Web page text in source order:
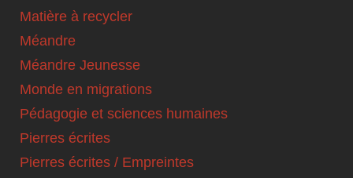
Matière à recycler
Méandre
Méandre Jeunesse
Monde en migrations
Pédagogie et sciences humaines
Pierres écrites
Pierres écrites / Empreintes